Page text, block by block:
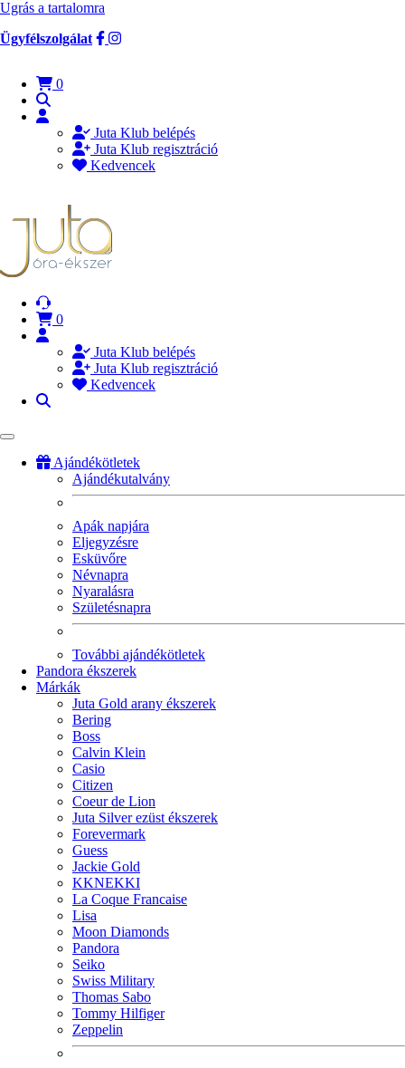
Ugrás a tartalomra
Ügyfélszolgálat
0
Juta Klub belépés
Juta Klub regisztráció
Kedvencek
0
Juta Klub belépés
Juta Klub regisztráció
Kedvencek
Ajándékötletek
Ajándékutalvány
Apák napjára
Eljegyzésre
Esküvőre
Névnapra
Nyaralásra
Születésnapra
További ajándékötletek
Pandora ékszerek
Márkák
Juta Gold arany ékszerek
Bering
Boss
Calvin Klein
Casio
Citizen
Coeur de Lion
Juta Silver ezüst ékszerek
Forevermark
Guess
Jackie Gold
KKNEKKI
La Coque Francaise
Lisa
Moon Diamonds
Pandora
Seiko
Swiss Military
Thomas Sabo
Tommy Hilfiger
Zeppelin